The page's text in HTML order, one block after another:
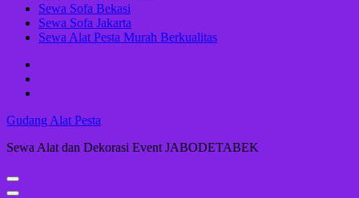
Sewa Sofa Bekasi
Sewa Sofa Jakarta
Sewa Alat Pesta Murah Berkualitas
Gudang Alat Pesta
Sewa Alat dan Dekorasi Event JABODETABEK